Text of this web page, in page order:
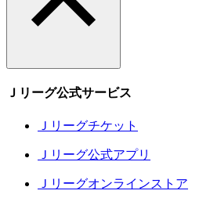
Ｊリーグ公式サービス
Ｊリーグチケット
Ｊリーグ公式アプリ
Ｊリーグオンラインストア